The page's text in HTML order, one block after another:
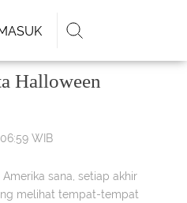
Halloween
WIB
sana, setiap akhir
melihat tempat-tempat